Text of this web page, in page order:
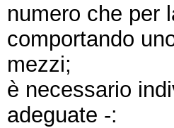
numero che per
comportando
mezzi;
è necessario
adeguate -: